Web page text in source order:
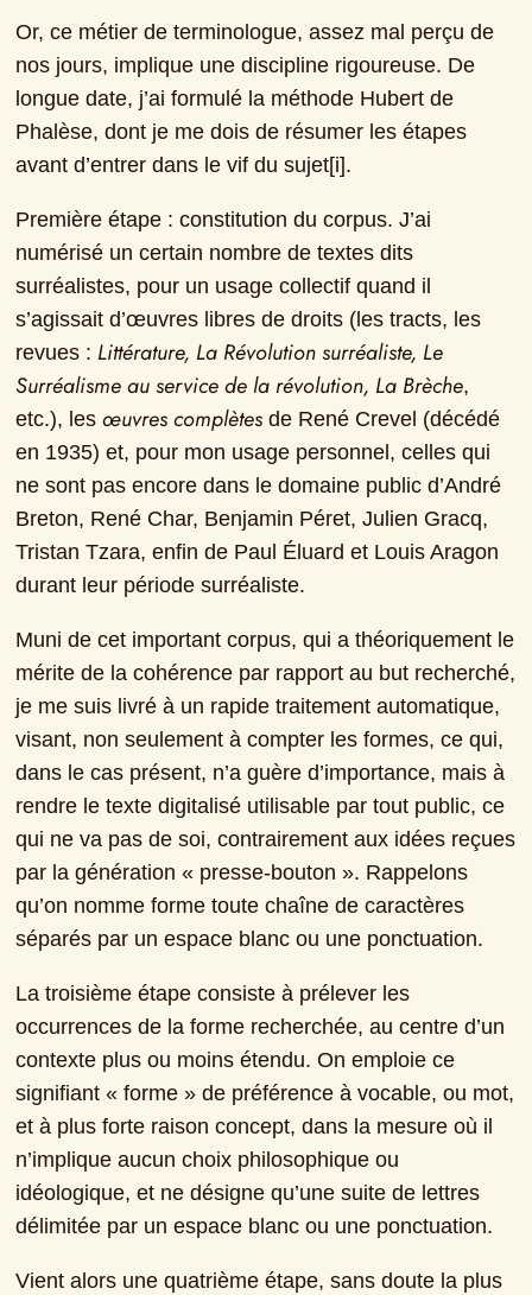
Or, ce métier de terminologue, assez mal perçu de
nos jours, implique une discipline rigoureuse. De
longue date, j’ai formulé la méthode Hubert de
Phalèse, dont je me dois de résumer les étapes
avant d’entrer dans le vif du sujet[i].
Première étape : constitution du corpus. J’ai
numérisé un certain nombre de textes dits
surréalistes, pour un usage collectif quand il
s’agissait d’œuvres libres de droits (les tracts, les
revues : Littérature, La Révolution surréaliste, Le
Surréalisme au service de la révolution, La Brèche,
etc.), les œuvres complètes de René Crevel (décédé
en 1935) et, pour mon usage personnel, celles qui
ne sont pas encore dans le domaine public d’André
Breton, René Char, Benjamin Péret, Julien Gracq,
Tristan Tzara, enfin de Paul Éluard et Louis Aragon
durant leur période surréaliste.
Muni de cet important corpus, qui a théoriquement le
mérite de la cohérence par rapport au but recherché,
je me suis livré à un rapide traitement automatique,
visant, non seulement à compter les formes, ce qui,
dans le cas présent, n’a guère d’importance, mais à
rendre le texte digitalisé utilisable par tout public, ce
qui ne va pas de soi, contrairement aux idées reçues
par la génération « presse-bouton ». Rappelons
qu’on nomme forme toute chaîne de caractères
séparés par un espace blanc ou une ponctuation.
La troisième étape consiste à prélever les
occurrences de la forme recherchée, au centre d’un
contexte plus ou moins étendu. On emploie ce
signifiant « forme » de préférence à vocable, ou mot,
et à plus forte raison concept, dans la mesure où il
n’implique aucun choix philosophique ou
idéologique, et ne désigne qu’une suite de lettres
délimitée par un espace blanc ou une ponctuation.
Vient alors une quatrième étape, sans doute la plus